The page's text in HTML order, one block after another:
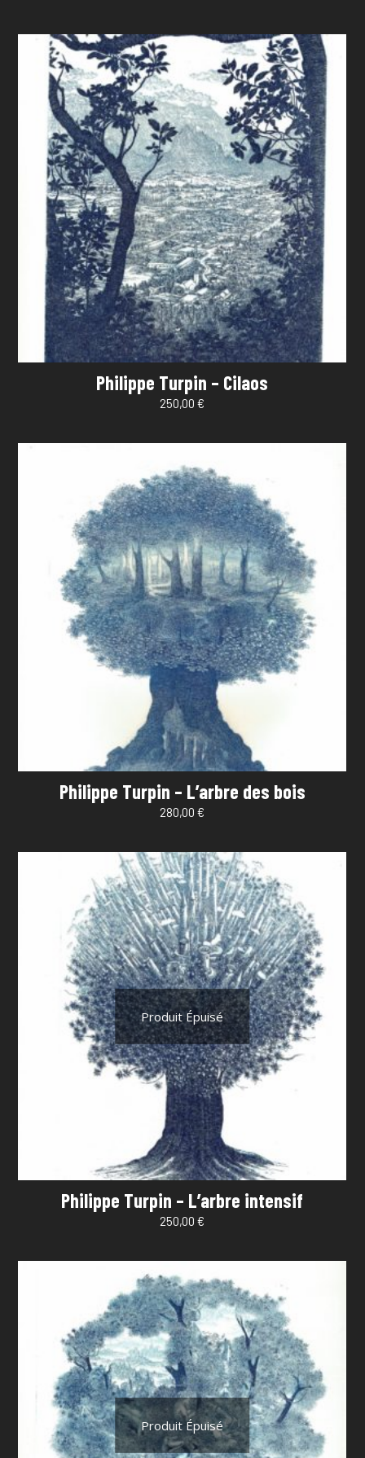
Philippe Turpin – Cilaos
250,00 €
Philippe Turpin – L’arbre des bois
280,00 €
Produit Épuisé
Philippe Turpin – L’arbre intensif
250,00 €
Produit Épuisé